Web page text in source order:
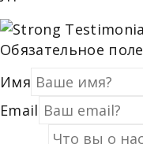
Обязательное поле
Имя
Email